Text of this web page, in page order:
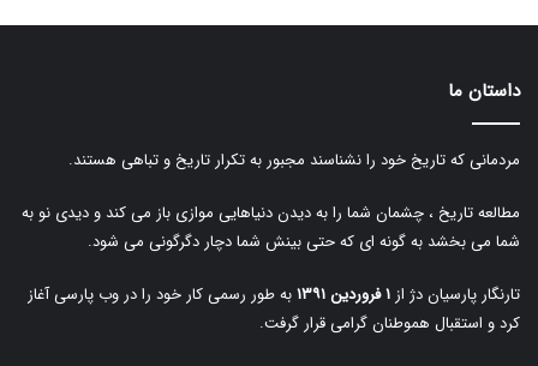
داستان ما
مردمانی که تاریخ خود را نشناسند مجبور به تکرار تاریخ و تباهی هستند.
مطالعه تاریخ ، چشمان شما را به دیدن دنیاهایی موازی باز می کند و دیدی نو به
شما می بخشد به گونه ای که حتی بینش شما دچار دگرگونی می شود.
تارنگار پارسیان دژ از ۱ فروردین ۱۳۹۱
به طور رسمی کار خود را در وب پارسی آغاز
کرد و استقبال هموطنان گرامی قرار گرفت.